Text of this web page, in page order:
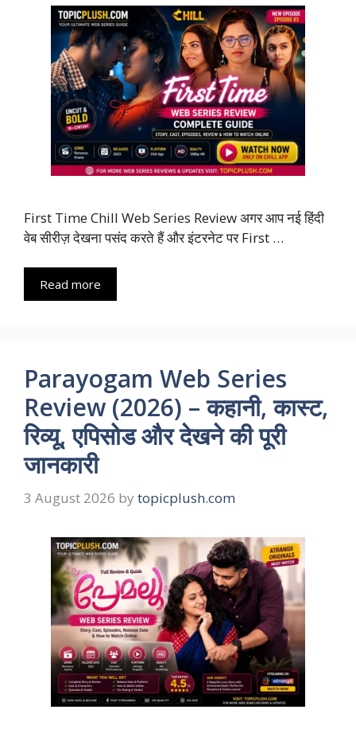
First Time Chill Web Series Review अगर आप नई हिंदी
वेब सीरीज़ देखना पसंद करते हैं और इंटरनेट पर First …
Read more
Parayogam Web Series
Review (2026) – कहानी, कास्ट,
रिव्यू, एपिसोड और देखने की पूरी
जानकारी
3 August 2026 by topicplush.com